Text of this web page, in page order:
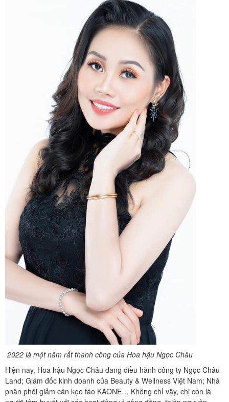
2022 là một năm rất thành công của Hoa hậu Ngọc Châu
Hiện nay, Hoa hậu Ngọc Châu đang điều hành công ty Ngọc Châu
Land; Giám đốc kinh doanh của Beauty & Wellness Việt Nam; Nhà
phân phối giảm cân kẹo táo KAONE… Không chỉ vậy, chị còn là